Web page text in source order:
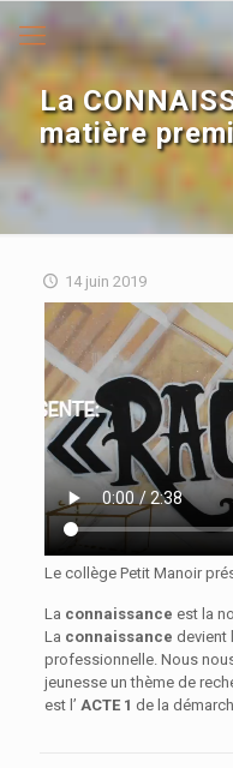
La
matière
14 juin 2019
Le collège Petit Manoir
La connaissance est la
La connaissance devient
professionnelle. Nous
jeunesse un thème de
est l’ ACTE 1 de la